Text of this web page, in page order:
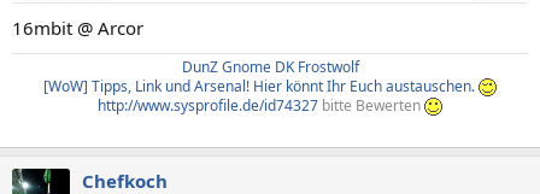
16mbit @ Arcor
DunZ Gnome DK Frostwolf
[WoW] Tipps, Link und Arsenal! Hier könnt Ihr Euch austauschen.
http://www.sysprofile.de/id74327 bitte Bewerten
Chefkoch